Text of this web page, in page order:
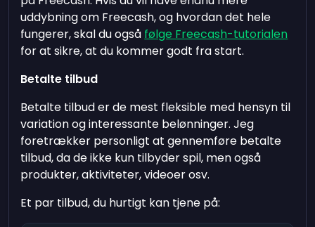
uddybning om Freecash, og hvordan det hele
fungerer, skal du også følge Freecash-tutorialen
for at sikre, at du kommer godt fra start.
Betalte tilbud
Betalte tilbud er de mest fleksible med hensyn til
variation og interessante belønninger. Jeg
foretrækker personligt at gennemføre betalte
tilbud, da de ikke kun tilbyder spil, men også
produkter, aktiviteter, videoer osv.
Et par tilbud, du hurtigt kan tjene på: